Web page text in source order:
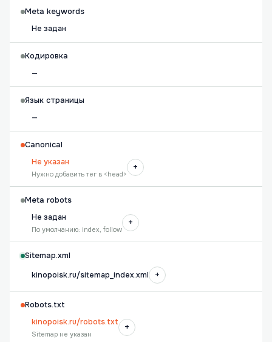
Meta keywords
Не задан
Кодировка
—
Язык страницы
—
Canonical
Не указан
Нужно добавить тег в <head>
+
Meta robots
Не задан
По умолчанию: index, follow
+
Sitemap.xml
kinopoisk.ru/sitemap_index.xml
+
Robots.txt
kinopoisk.ru/robots.txt
Sitemap не указан
+